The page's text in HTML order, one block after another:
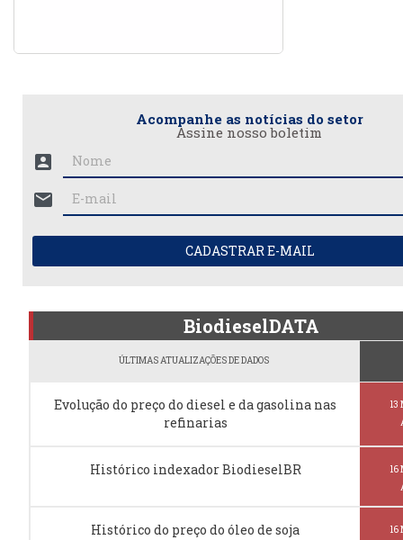
Acompanhe as notícias do setor
Assine nosso boletim
account_box
mail
CADASTRAR E-MAIL
BiodieselDATA
ÚLTIMAS ATUALIZAÇÕES DE DADOS
Evolução do preço do diesel e da gasolina nas
refinarias
13
Histórico indexador BiodieselBR
16
Histórico do preço do óleo de soja
16